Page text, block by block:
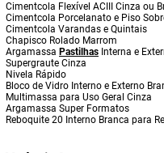
Cimentcola Flexível ACIII Cinza ou
Cimentcola Porcelanato e Piso
Cimentcola Varandas e Quintais
Chapisco Rolado Marrom
Argamassa Pastilhas Interna e
Supergraute Cinza
Nivela Rápido
Bloco de Vidro Interno e Externo
Multimassa para Uso Geral Cinza
Argamassa Super Formatos
Reboquite 20 Interno Branca para